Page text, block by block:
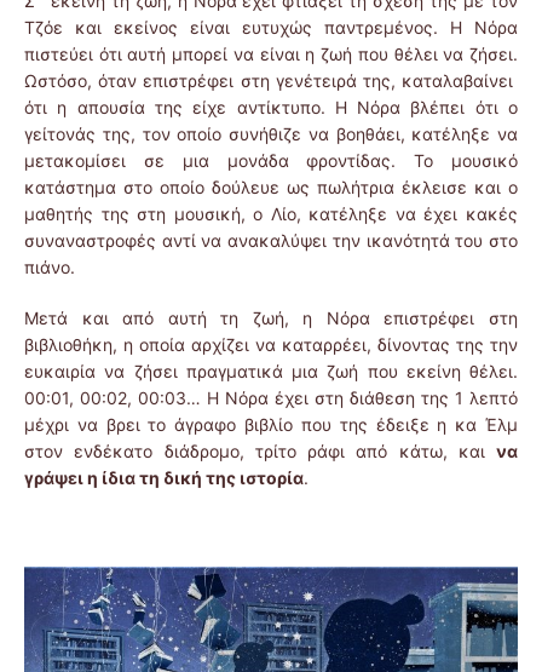
Τζόε και εκείνος είναι ευτυχώς παντρεμένος. Η Νόρα
πιστεύει ότι αυτή μπορεί να είναι η ζωή που θέλει να ζήσει.
Ωστόσο, όταν επιστρέφει στη γενέτειρά της, καταλαβαίνει
ότι η απουσία της είχε αντίκτυπο. Η Νόρα βλέπει ότι ο
γείτονάς της, τον οποίο συνήθιζε να βοηθάει, κατέληξε να
μετακομίσει σε μια μονάδα φροντίδας. Το μουσικό
κατάστημα στο οποίο δούλευε ως πωλήτρια έκλεισε και ο
μαθητής της στη μουσική, ο Λίο, κατέληξε να έχει κακές
συναναστροφές αντί να ανακαλύψει την ικανότητά του στο
πιάνο.
Μετά και από αυτή τη ζωή, η Νόρα επιστρέφει στη
βιβλιοθήκη, η οποία αρχίζει να καταρρέει, δίνοντας της την
ευκαιρία να ζήσει πραγματικά μια ζωή που εκείνη θέλει.
00:01, 00:02, 00:03… Η Νόρα έχει στη διάθεση της 1 λεπτό
μέχρι να βρει το άγραφο βιβλίο που της έδειξε η κα Έλμ
στον ενδέκατο διάδρομο, τρίτο ράφι από κάτω, και να
γράψει η ίδια τη δική της ιστορία.